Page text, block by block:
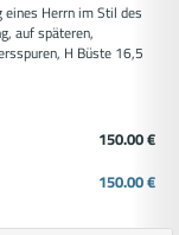
Herrn im Stil des
auf späteren,
H Büste 16,5
150.00 €
150.00 €